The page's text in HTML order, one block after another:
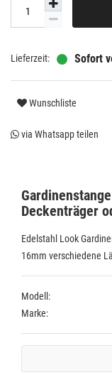
Deckenträger
Edelstahl Look
16mm verschiedene
Modell:
Marke:
Sofort
Wunschliste
via Whatsapp teilen